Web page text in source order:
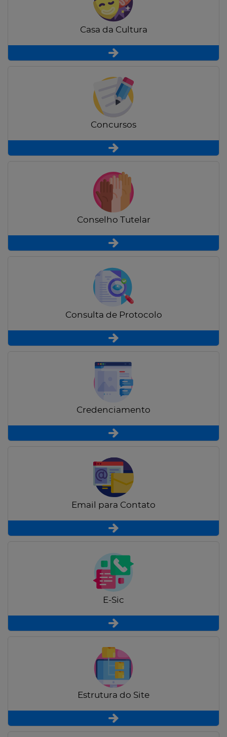
Casa da Cultura
Concursos
Conselho Tutelar
Consulta de Protocolo
Credenciamento
Email para Contato
E-Sic
Estrutura do Site